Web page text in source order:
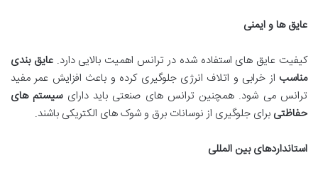
عایق ها و ایمنی
کیفیت عایق های استفاده شده در ترانس اهمیت بالایی دارد.عایق بندی
مناسب از خرابی و اتلاف انرژی جلوگیری کرده و باعث افزایش عمر مفید
ترانس می شود. همچنین ترانس های صنعتی باید دارایسیستم های
حفاظتی برای جلوگیری از نوسانات برق و شوک های الکتریکی باشند.
استانداردهای بین المللی